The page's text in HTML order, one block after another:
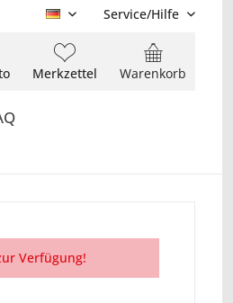
DE Service/Hilfe
Warenkorb
Merkzettel
Verfügung!